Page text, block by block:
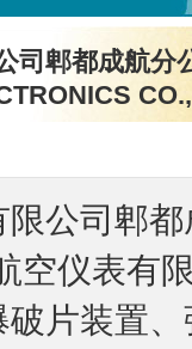
司郫都成航分
公司郫
空仪表有
片装置